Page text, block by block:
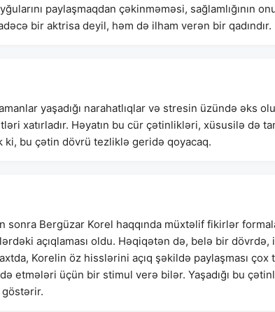
paylaşmaqdan çəkinməməsi, sağlamlığının
bir aktrisa deyil, həm də ilham verən bir qadındır.
yaşadığı narahatlıqlar və stresin üzündə əks
xatırladır. Həyatın bu cür çətinlikləri, xüsusilə də
ki, bu çətin dövrü tezliklə geridə qoyacaq.
sonra Bergüzar Korel haqqında müxtəlif fikirlər
açıqlaması oldu. Həqiqətən də, belə bir dövrdə,
Korelin öz hisslərini açıq şəkildə paylaşması
etmələri üçün bir stimul verə bilər. Yaşadığı bu
göstərir.